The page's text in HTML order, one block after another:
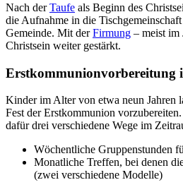
Nach derTaufe als Beginn des
die Aufnahme in die
Gemeinde. Mit derFirmung – meist im
Christsein weiter gestärkt.
Erstkommunionvorbereitung
Kinder im Alter von etwa neun Jahren
Fest der Erstkommunion
dafür drei verschiedene Wege im
Wöchentliche Gruppenstunden
Monatliche Treffen, bei denen
(zwei verschiedene Modelle)